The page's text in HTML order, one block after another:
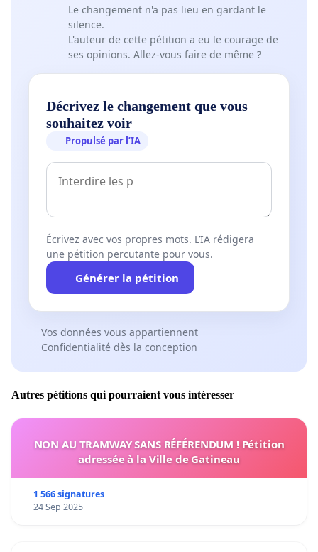
Le changement n'a pas lieu en gardant le
silence.
L'auteur de cette pétition a eu le courage de
ses opinions. Allez-vous faire de même ?
Décrivez le changement que vous
souhaitez voir
Propulsé par l’IA
Écrivez avec vos propres mots. L’IA rédigera
une pétition percutante pour vous.
Générer la pétition
Vos données vous appartiennent
Confidentialité dès la conception
Autres pétitions qui pourraient vous intéresser
NON AU TRAMWAY SANS RÉFÉRENDUM ! Pétition
adressée à la Ville de Gatineau
1 566 signatures
24 Sep 2025